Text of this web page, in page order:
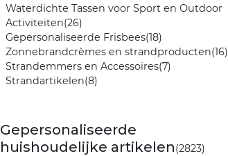
Waterdichte Tassen voor Sport en Outdoor
Activiteiten(26)
Gepersonaliseerde Frisbees(18)
Zonnebrandcrèmes en strandproducten(16)
Strandemmers en Accessoires(7)
Strandartikelen(8)
Gepersonaliseerde
huishoudelijke artikelen(2823)